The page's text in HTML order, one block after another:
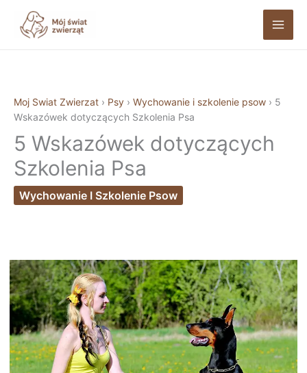
Przejdź
treści
Moj Swiat Zwierzat › Psy › Wychowanie i szkolenie psow › 5
Wskazówek dotyczących Szkolenia Psa
5 Wskazówek dotyczących
Szkolenia Psa
Wychowanie I Szkolenie Psow